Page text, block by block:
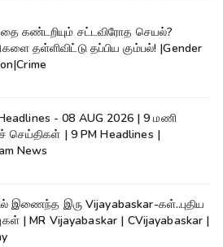
கண்டறியும் சட்டவிரோத செயல்?
தள்ளிவிட்டு தப்பிய கும்பல்! |Gender
- 08 AUG 2026 | 9 மணி
செய்திகள் | 9 PM Headlines |
News
இணைந்த இரு Vijayabaskar-கள்..புதிய
| MR Vijayabaskar | CVijayabaskar |